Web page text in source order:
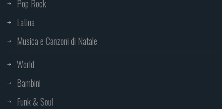
Pop Rock
Latina
Musica e Canzoni di Natale
World
Bambini
Funk & Soul